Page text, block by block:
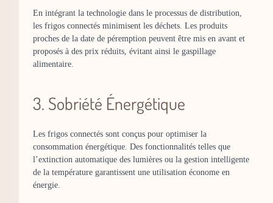
En intégrant la technologie dans le processus de distribution,
les frigos connectés minimisent les déchets. Les produits
proches de la date de péremption peuvent être mis en avant et
proposés à des prix réduits, évitant ainsi le gaspillage
alimentaire.
3. Sobriété Énergétique
Les frigos connectés sont conçus pour optimiser la
consommation énergétique. Des fonctionnalités telles que
l’extinction automatique des lumières ou la gestion intelligente
de la température garantissent une utilisation économe en
énergie.